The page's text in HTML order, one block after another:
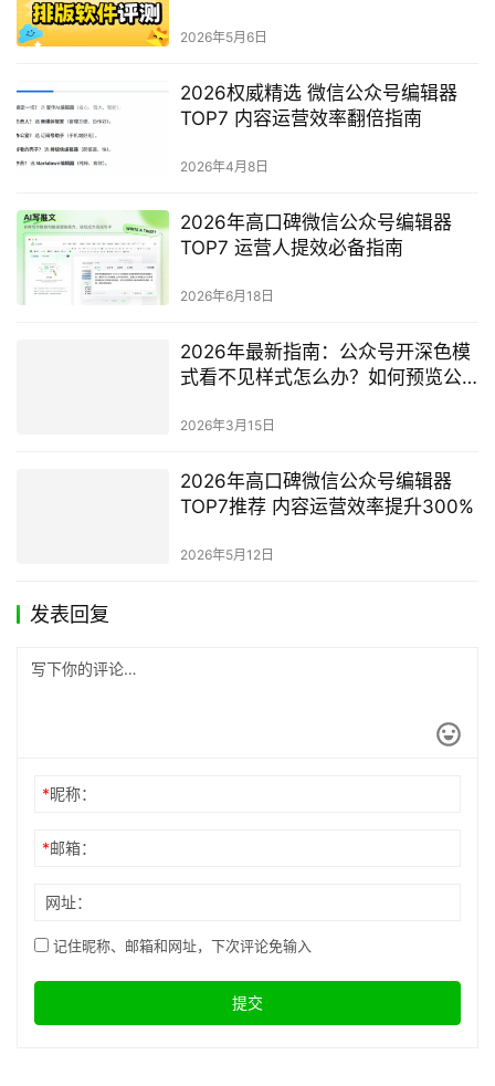
相关文章
号编辑器Top7 运营效率翻倍指南
点 高效搞定内容运营全流程
TOP7 内容运营效率翻倍指南
TOP7 运营人提效必备指南
TOP7推荐 内容运营效率提升300%
发表回复
*昵称：